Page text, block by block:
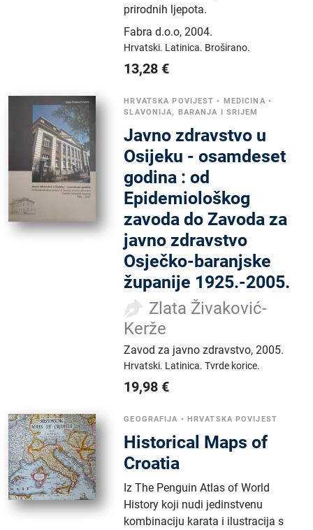
prirodnih ljepota.
Fabra d.o.o,2004.
Hrvatski. Latinica. Broširano.
13,28 €
HRVATSKA POVIJEST • MEDICINA •
SLAVONIJA, BARANJA I SRIJEM
Javno zdravstvo u
Osijeku - osamdeset
godina : od
Epidemiološkog
zavoda do Zavoda za
javno zdravstvo
Osječko-baranjske
županije 1925.-2005.
Zlata Živaković-
Kerže
Zavod za javno zdravstvo,2005.
Hrvatski. Latinica.Tvrde korice.
19,98 €
GEOGRAFIJA • HRVATSKA POVIJEST
Historical Maps of
Croatia
Iz The Penguin Atlas of World
History koji nudi jedinstvenu
kombinaciju karata i ilustracija s